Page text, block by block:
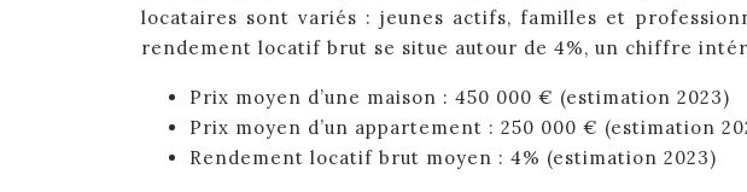
locataires sont variés : jeunes actifs, familles et
rendement locatif brut se situe autour de 4%, un chiffre
Prix moyen d’une maison : 450 000 € (estimation 2023)
Prix moyen d’un appartement : 250 000 € (estimation
Rendement locatif brut moyen : 4% (estimation 2023)